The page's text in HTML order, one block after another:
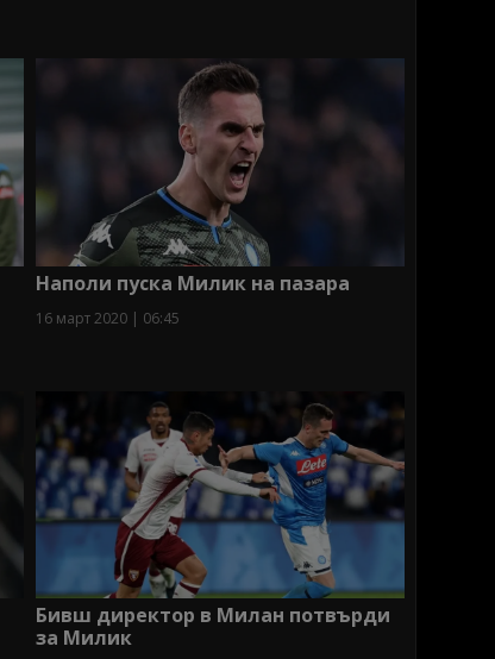
Наполи пуска Милик на пазара
16 март 2020 | 06:45
Бивш директор в Милан потвърди
за Милик